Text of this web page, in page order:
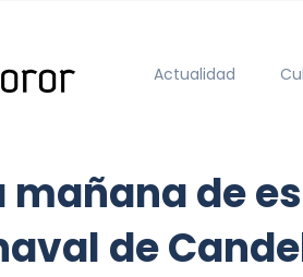
Actualidad
mañana de
de